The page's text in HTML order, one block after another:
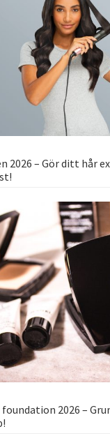
2026 – Gör ditt hår
2026 –